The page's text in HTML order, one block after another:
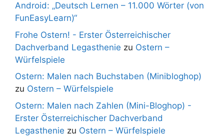
Android: „Deutsch Lernen – 11.000 Wörter (von
FunEasyLearn)“
Frohe Ostern! - Erster Österreichischer
Dachverband Legasthenie zu Ostern –
Würfelspiele
Ostern: Malen nach Buchstaben (Minibloghop)
zu Ostern – Würfelspiele
Ostern: Malen nach Zahlen (Mini-Bloghop) -
Erster Österreichischer Dachverband
Legasthenie zu Ostern – Würfelspiele